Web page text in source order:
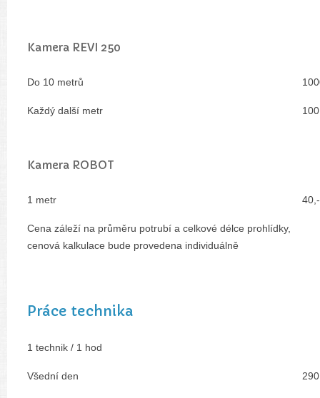
Kamera REVI 250
Do 10 metrů
Každý další metr
Kamera ROBOT
1 metr
Cena záleží na průměru potrubí a celkové délce prohlídky,
cenová kalkulace bude provedena individuálně
Práce technika
1 technik / 1 hod
Všední den